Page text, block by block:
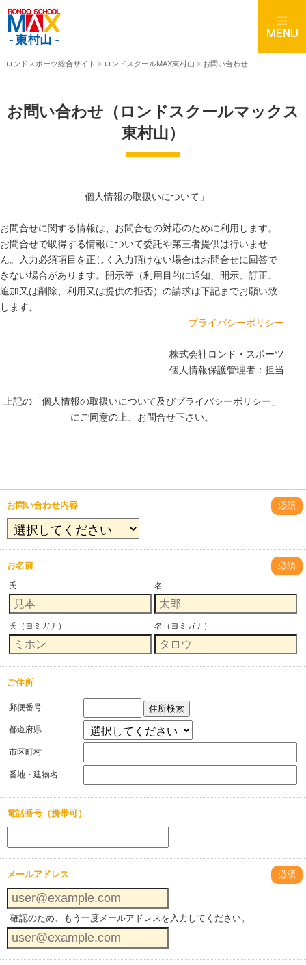
ロンドスポーツ総合サイト > ロンドスクールMAX東村山 > お問い合わせ
お問い合わせ（ロンドスクールマックス
東村山）
「個人情報の取扱いについて」
お問合せに関する情報は、お問合せの対応のために利用します。
お問合せで取得する情報について委託や第三者提供は行いませ
ん。入力必須項目を正しく入力頂けない場合はお問合せに回答で
きない場合があります。開示等（利用目的に通知、開示、訂正、
追加又は削除、利用又は提供の拒否）の請求は下記までお願い致
します。
プライバシーポリシー
株式会社ロンド・スポーツ
個人情報保護管理者：担当
上記の「個人情報の取扱いについて及びプライバシーポリシー」
にご同意の上、お問合せ下さい。
お問い合わせ内容 必須
お名前 必須
氏 名
氏（ヨミガナ） 名（ヨミガナ）
ご住所
郵便番号 住所検索
都道府県
市区町村
番地・建物名
電話番号（携帯可）
メールアドレス 必須
確認のため、もう一度メールアドレスを入力してください。